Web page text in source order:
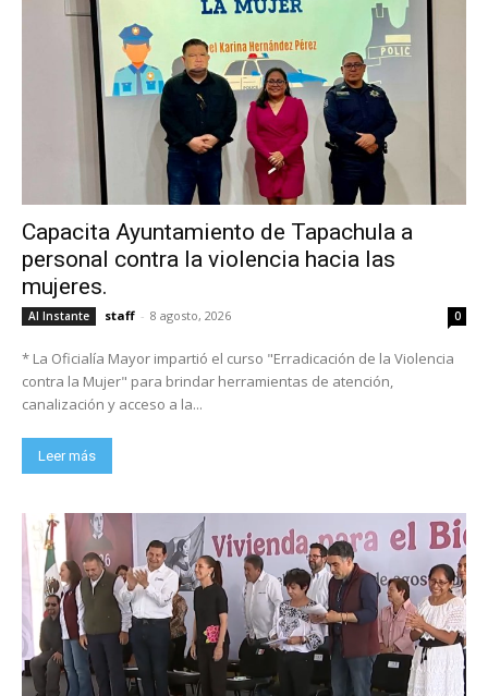
Capacita Ayuntamiento de Tapachula a
personal contra la violencia hacia las
mujeres.
Al Instante staff - 8 agosto, 2026 0
* La Oficialía Mayor impartió el curso "Erradicación de la Violencia
contra la Mujer" para brindar herramientas de atención,
canalización y acceso a la...
Leer más